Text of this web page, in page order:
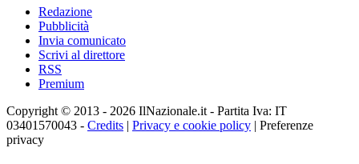
Redazione
Pubblicità
Invia comunicato
Scrivi al direttore
RSS
Premium
Copyright © 2013 - 2026 IlNazionale.it - Partita Iva: IT
03401570043 - Credits | Privacy e cookie policy | Preferenze
privacy